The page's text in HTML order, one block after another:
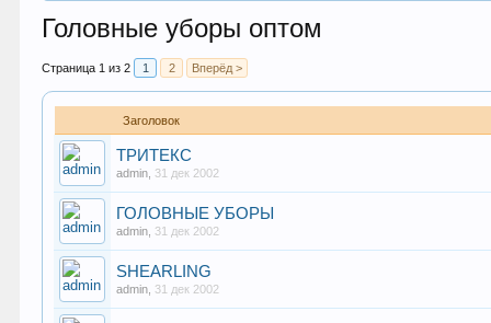
Головные уборы оптом
Страница 1 из 2 1 2 Вперёд >
Заголовок
ТРИТЕКС
admin 31 дек 2002
ГОЛОВНЫЕ УБОРЫ
admin 31 дек 2002
SHEARLING
admin 31 дек 2002